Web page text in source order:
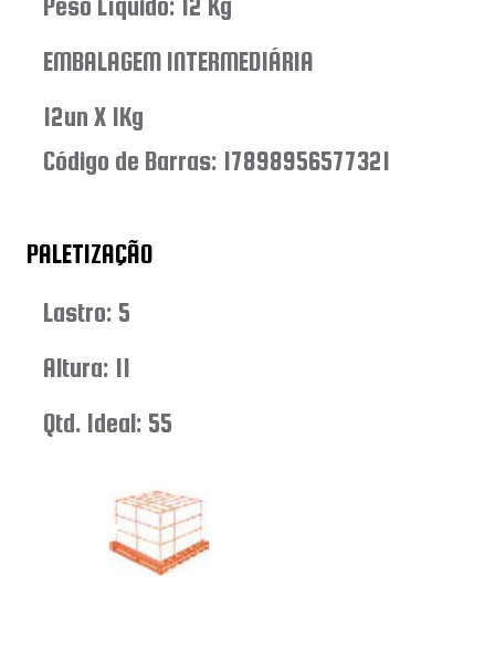
Peso Líquido: 12 Kg
EMBALAGEM INTERMEDIÁRIA
12un X 1Kg
Código de Barras: 17898956577321
PALETIZAÇÃO
Lastro: 5
Altura: 11
Qtd. Ideal: 55